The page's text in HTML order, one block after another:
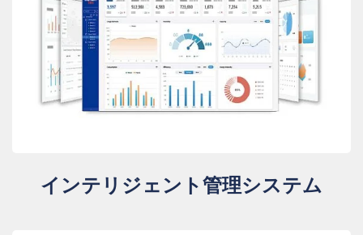
インテリジェント管理システム